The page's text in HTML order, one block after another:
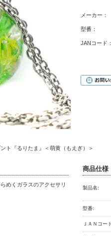
メーカー：
型番：
JANコード：
ト『るりたま』＜萌黄（もえぎ）＞
めくガラスのアクセサリ
商品仕様
製品名:
型番:
ＪＡＮコー